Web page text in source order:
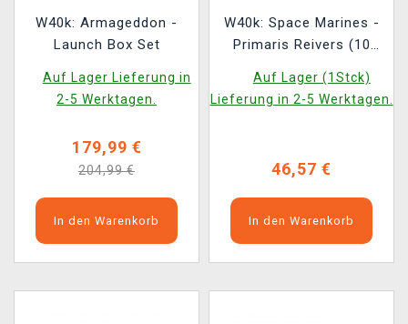
W40k: Armageddon -
Launch Box Set
Auf Lager Lieferung in
2-5 Werktagen.
179,99 €
204,99 €
In den Warenkorb
W40k: Space Marines -
Primaris Reivers (10
Auf Lager (1Stck)
Lieferung in 2-5 Werktagen.
46,57 €
In den Warenkorb